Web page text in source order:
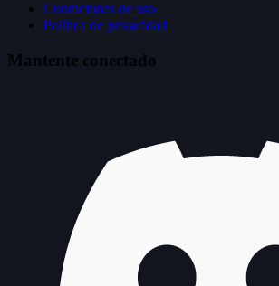
Condiciones de uso
Política de privacidad
Mantente conectado